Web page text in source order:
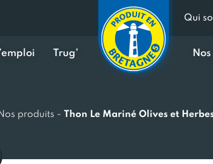
Qui
Trug’
produits - Thon Le Mariné Olives et